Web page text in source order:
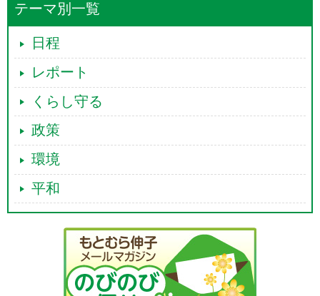
テーマ別一覧
日程
レポート
くらし守る
政策
環境
平和